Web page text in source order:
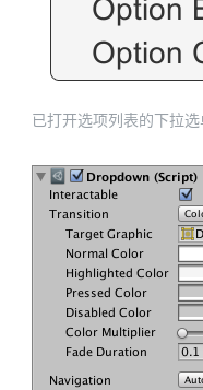
已打开选项列表的下拉选